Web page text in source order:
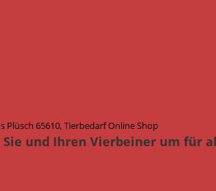
65610, Tierbedarf Online Shop
und Ihren Vierbeiner um für